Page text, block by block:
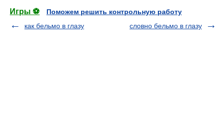
Игры ⚽
Поможем решить контрольную работу
как бельмо в глазу
словно бельмо в глазу